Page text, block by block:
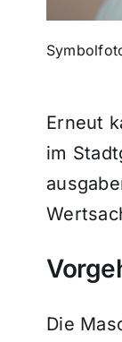
Erneut
im
Die